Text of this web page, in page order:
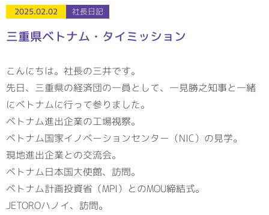
2025.02.02 社長日記
三重県ベトナム・タイミッション
こんにちは。社長の三井です。
先日、三重県の経済団の一員として、一見勝之知事と一緒
にベトナムに行って参りました。
ベトナム進出企業の工場視察。
ベトナム国家イノベーションセンター（NIC）の見学。
現地進出企業との交流会。
ベトナム日本国大使館、訪問。
ベトナム計画投資省（MPI）とのMOU締結式。
JETOROハノイ、訪問。